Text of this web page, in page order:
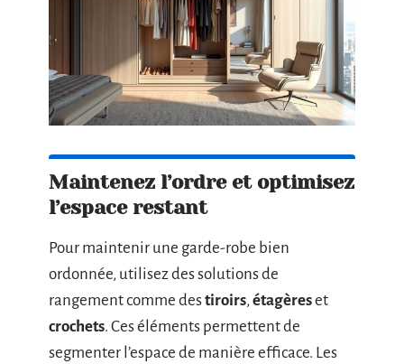
Maintenez l’ordre et optimisez
l’espace restant
Pour maintenir une garde-robe bien
ordonnée, utilisez des solutions de
rangement comme destiroirs,étagèreset
crochets. Ces éléments permettent de
segmenter l’espace de manière efficace. Les